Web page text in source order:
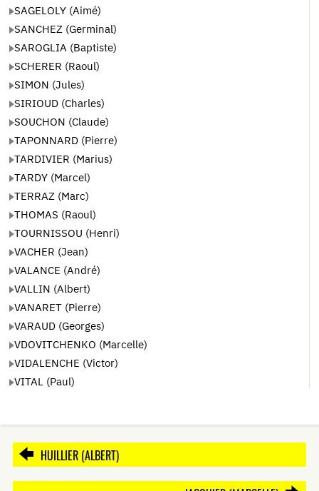
SAGELOLY (Aimé)
SANCHEZ (Germinal)
SAROGLIA (Baptiste)
SCHERER (Raoul)
SIMON (Jules)
SIRIOUD (Charles)
SOUCHON (Claude)
TAPONNARD (Pierre)
TARDIVIER (Marius)
TARDY (Marcel)
TERRAZ (Marc)
THOMAS (Raoul)
TOURNISSOU (Henri)
VACHER (Jean)
VALANCE (André)
VALLIN (Albert)
VANARET (Pierre)
VARAUD (Georges)
VDOVITCHENKO (Marcelle)
VIDALENCHE (Victor)
VITAL (Paul)
HUILLIER (ALBERT)